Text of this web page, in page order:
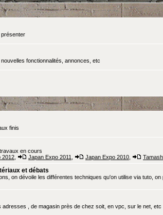
fonctionnalités, annonces, etc
finis
en cours
2012 Japan Expo 2011 Japan Expo 2010
et débats
on dévoile les différentes techniques qu'on utilise via tuto, on
adresses , de magasin près de chez soit, en vpc, sur le net, etc